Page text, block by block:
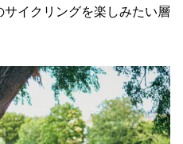
イクリングを楽しみたい層